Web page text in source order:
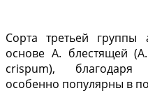
Сорта третьей группы
основе А. блестящей
crispum), бла­годаря
особенно попу­лярны в